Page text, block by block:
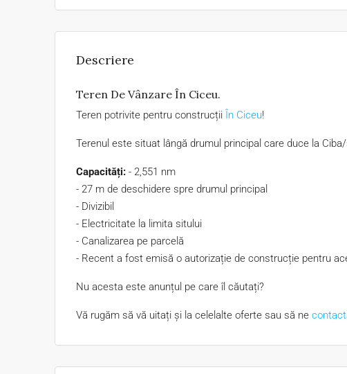
Descriere
Teren De Vânzare În Ciceu.
Teren potrivite pentru construcții În Ciceu!
Terenul este situat lângă drumul principal care duce la
Capacități: - 2,551 nm
- 27 m de deschidere spre drumul principal
- Divizibil
- Electricitate la limita sitului
- Canalizarea pe parcelă
- Recent a fost emisă o autorizație de construcție pentru
Nu acesta este anunțul pe care îl căutați?
Vă rugăm să vă uitați și la celelalte oferte sau să ne